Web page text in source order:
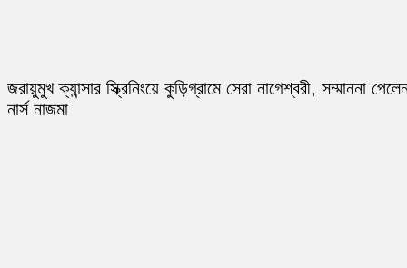
জরায়ুমুখ ক্যান্সার স্ক্রিনিংয়ে কুড়িগ্রামে সেরা নাগেশ্বরী, সম্মাননা
নার্স নাজমা